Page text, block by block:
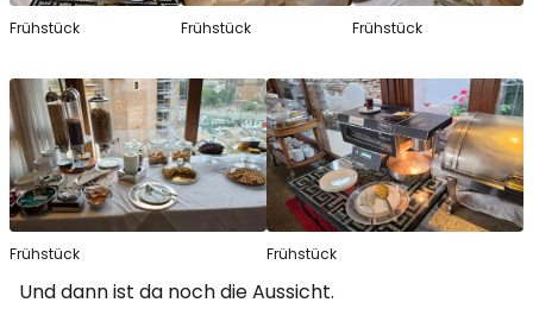
Frühstück Frühstück Frühstück
Frühstück Frühstück
Und dann ist da noch die Aussicht.